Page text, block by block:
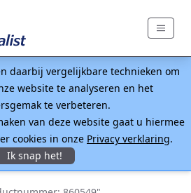
daarbij vergelijkbare technieken om
website te analyseren en het
te verbeteren.
van deze website gaat u hiermee
cookies in onze Privacy verklaring.
Ik snap het!